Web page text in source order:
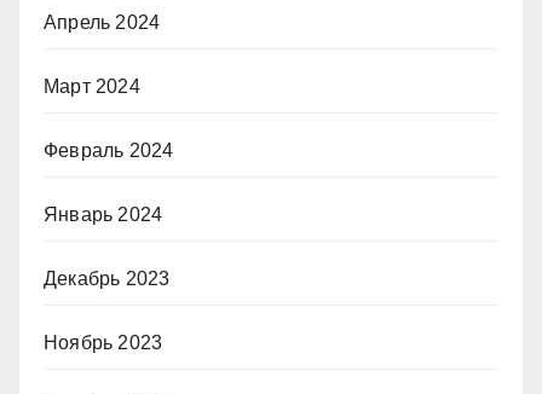
Апрель 2024
Март 2024
Февраль 2024
Январь 2024
Декабрь 2023
Ноябрь 2023